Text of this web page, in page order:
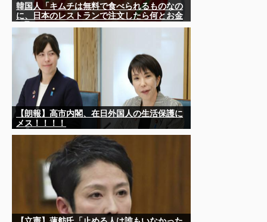
韓国人「キムチは無料で食べられるものなの
に、日本のレストランで注文したら何とお金
【朗報】高市内閣、在日外国人の生活保護に
メス！！！！